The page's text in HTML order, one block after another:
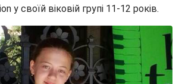
у своїй віковій групі 11-12 років.